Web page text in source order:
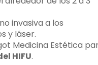
invasiva a los
y láser.
Medicina Estética
HIFU.